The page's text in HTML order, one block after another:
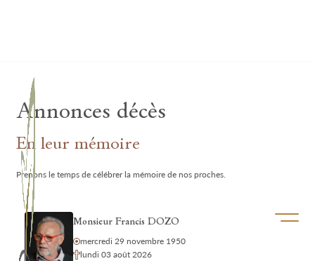
Ouvrir/
Annonces décès
En leur mémoire
Prenons le temps de célébrer la mémoire de nos proches.
Monsieur Francis DOZO
mercredi 29 novembre 1950
lundi 03 août 2026